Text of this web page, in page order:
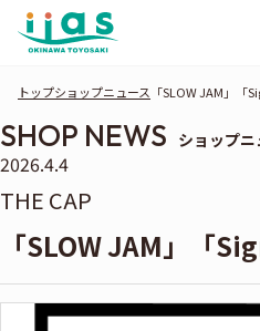
トップショップニュース 「SLOW JAM」「
SHOP NEWS ショップニ
2026.4.4
THE CAP
「SLOW JAM」「